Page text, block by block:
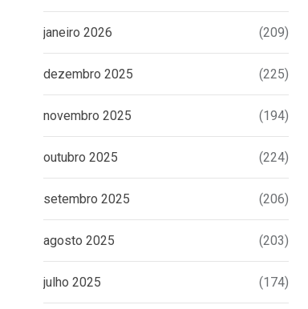
janeiro 2026 (209)
dezembro 2025 (225)
novembro 2025 (194)
outubro 2025 (224)
setembro 2025 (206)
agosto 2025 (203)
julho 2025 (174)